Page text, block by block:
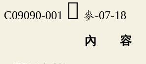
C09090-001 𪌭 麥-07-18
內 容